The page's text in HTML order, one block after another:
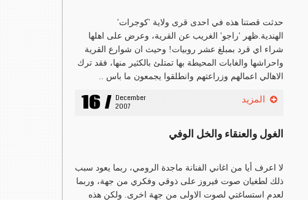
حدثت قصتنا هذه في احدى قرى ولاية 'كوجرات'
الهندية.ظهر 'راجو' الغريب عن القرية، وعرض على اهلها
شراء اي قرد بمبلغ عشر روبيات! وحيث ان شوارع القرية
واحراشها والغابات المحيطة بها تمتلئ بالكثير منها، فقد ترك
الاهالي اعمالهم وزراعتهم وانطلقوا يجمعون ما باس ..
16 / December
2007
المزيد
الغول والعنقاء والخل الوفي
لا اعرف أيا من اغاني الفنانة ماجدة الرومي، ربما يعود سبب
ذلك لطغيان صوت فيروز على ذوقي وفكري من جهة، وربما
لعدم استساغتي لصوت الاولى من جهة اخرى. ولكن هذه